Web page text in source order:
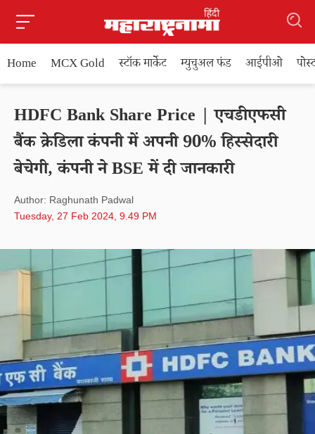
Home MCX Gold स्टॉक मार्केट म्युचुअल फंड आईपीओ
HDFC Bank Share Price | एचडीएफसी
बैंक क्रेडिला कंपनी में अपनी 90% हिस्सेदारी
बेचेगी, कंपनी ने BSE में दी जानकारी
Author: Raghunath Padwal
Tuesday, 27 Feb 2024, 9.49 PM